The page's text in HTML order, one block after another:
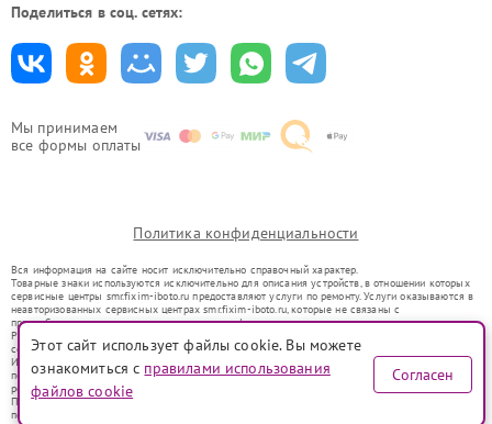
Мы принимаем
все формы оплаты
Поделиться в соц. сетях:
Политика конфиденциальности
Вся информация на сайте носит исключительно справочный характер.
Товарные знаки используются исключительно для описания устройств, в отношении которых
сервисные центры smr.fixim-iboto.ru предоставляют услуги по ремонту. Услуги оказываются в
неавторизованных сервисных центрах smr.fixim-iboto.ru, которые не связаны с
правообладателями товарных знаков или их официальными представителями.
Ремонт осуществляется для устройств, уже введенных в гражданский оборот в соответствии
со статьей 1487 ГК РФ.
Использование товарных знаков не преследует цели индивидуализации услуг или введения
потребителей в заблуждение, а служит для информирования о предоставляемых услугах по
ремонту техники указанных брендов.
Представленная на сайте информация не является публичной офертой, определяемой
положениями Статьи 437(2) Гражданского кодекса РФ
Этот сайт использует файлы cookie. Вы можете
ознакомиться с правилами использования
файлов cookie
Согласен